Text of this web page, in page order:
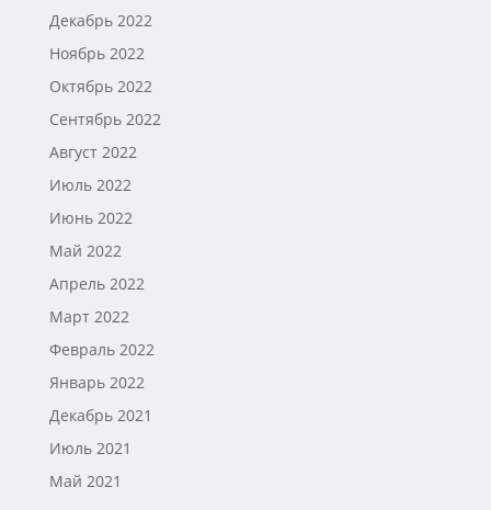
Декабрь 2022
Ноябрь 2022
Октябрь 2022
Сентябрь 2022
Август 2022
Июль 2022
Июнь 2022
Май 2022
Апрель 2022
Март 2022
Февраль 2022
Январь 2022
Декабрь 2021
Июль 2021
Май 2021